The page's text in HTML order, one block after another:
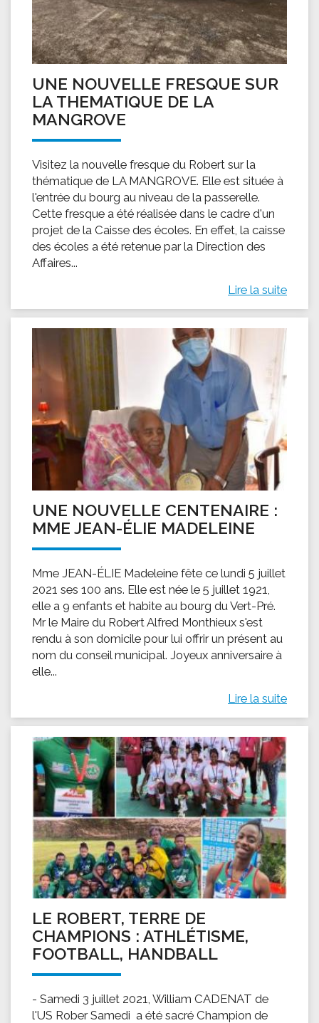
UNE NOUVELLE FRESQUE SUR
LA THEMATIQUE DE LA
MANGROVE
Visitez la nouvelle fresque du Robert sur la
thématique de LA MANGROVE. Elle est située à
l'entrée du bourg au niveau de la passerelle.
Cette fresque a été réalisée dans le cadre d'un
projet de la Caisse des écoles. En effet, la caisse
des écoles a été retenue par la Direction des
Affaires...
Lire la suite
UNE NOUVELLE CENTENAIRE :
MME JEAN-ÉLIE MADELEINE
Mme JEAN-ÉLIE Madeleine fête ce lundi 5 juillet
2021 ses 100 ans. Elle est née le 5 juillet 1921,
elle a 9 enfants et habite au bourg du Vert-Pré.
Mr le Maire du Robert Alfred Monthieux s'est
rendu à son domicile pour lui offrir un présent au
nom du conseil municipal. Joyeux anniversaire à
elle...
Lire la suite
LE ROBERT, TERRE DE
CHAMPIONS : ATHLÉTISME,
FOOTBALL, HANDBALL
- Samedi 3 juillet 2021, William CADENAT de
l'US Rober Samedi a été sacré Champion de